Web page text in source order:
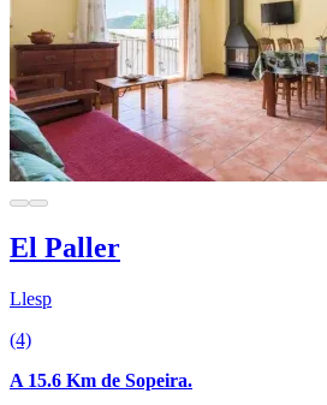
El Paller
Llesp
(4)
A 15.6 Km de Sopeira.